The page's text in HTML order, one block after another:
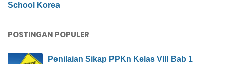
School Korea
POSTINGAN POPULER
Penilaian Sikap PPKn Kelas VIII Bab 1